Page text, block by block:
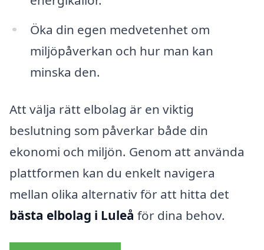
Öka din egen medvetenhet om
miljöpåverkan och hur man kan
minska den.
Att välja rätt elbolag är en viktig
beslutning som påverkar både din
ekonomi och miljön. Genom att använda
plattformen kan du enkelt navigera
mellan olika alternativ för att hitta det
bästa elbolag i Luleå för dina behov.